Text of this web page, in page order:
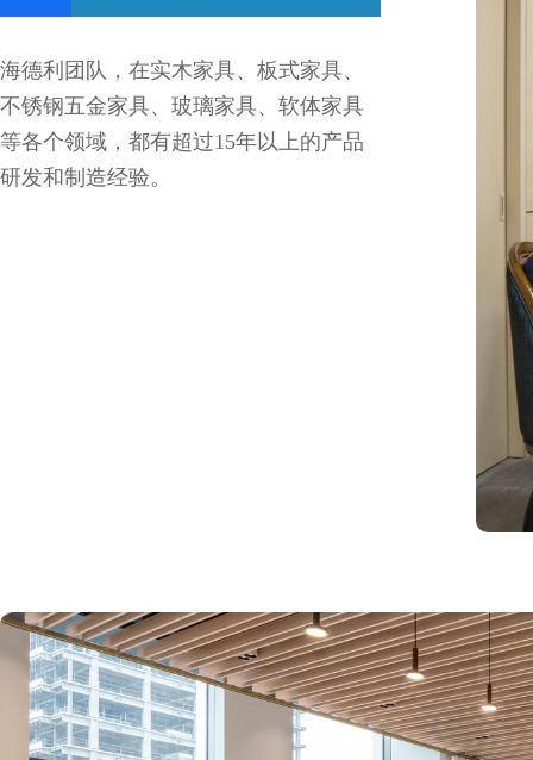
海德利团队，在实木家具、板式家具、
不锈钢五金家具、玻璃家具、软体家具
等各个领域，都有超过15年以上的产品
研发和制造经验。